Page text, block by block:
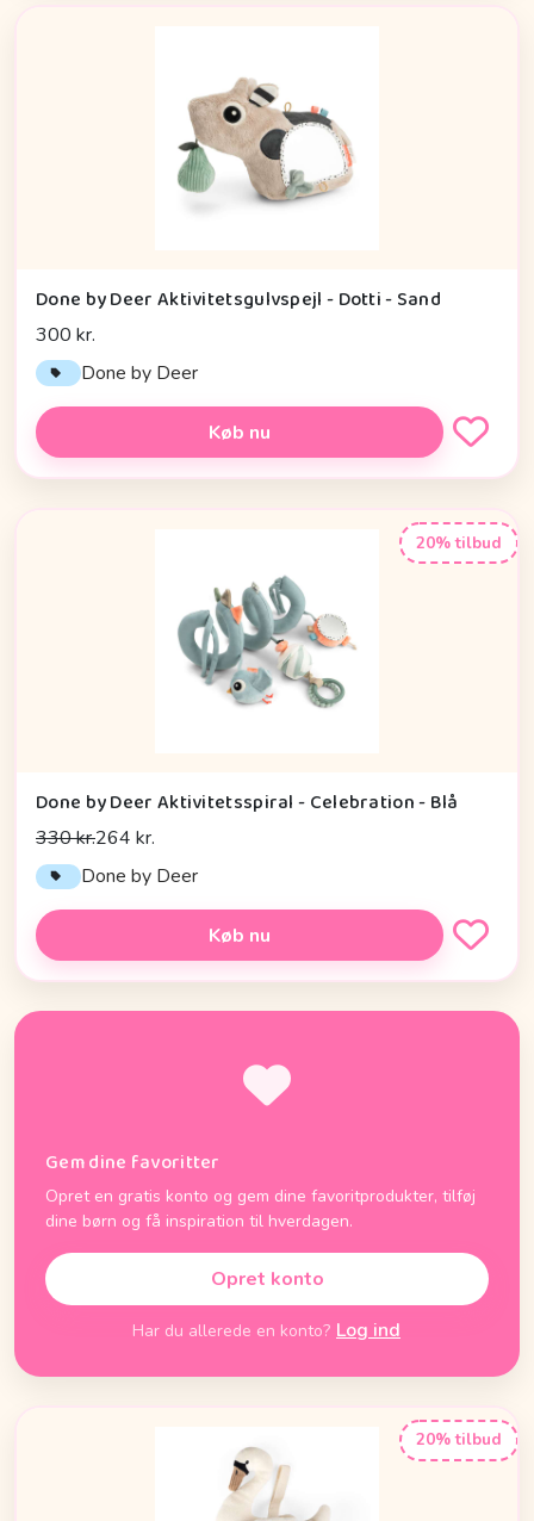
Done by Deer Aktivitetsgulvspejl - Dotti - Sand
300 kr.
Done by Deer
Køb nu
20% tilbud
Done by Deer Aktivitetsspiral - Celebration - Blå
330 kr.264 kr.
Done by Deer
Køb nu
Gem dine favoritter
Opret en gratis konto og gem dine favoritprodukter, tilføj
dine børn og få inspiration til hverdagen.
Opret konto
Har du allerede en konto? Log ind
20% tilbud